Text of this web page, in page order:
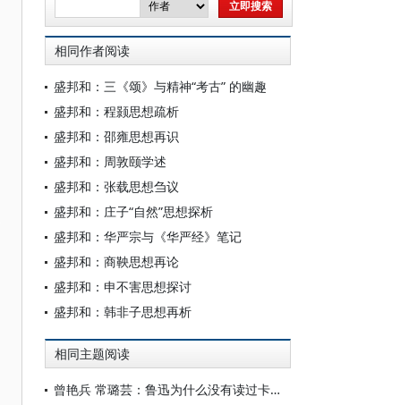
相同作者阅读
盛邦和：三《颂》与精神“考古” 的幽趣
盛邦和：程颢思想疏析
盛邦和：邵雍思想再识
盛邦和：周敦颐学述
盛邦和：张载思想刍议
盛邦和：庄子“自然”思想探析
盛邦和：华严宗与《华严经》笔记
盛邦和：商鞅思想再论
盛邦和：申不害思想探讨
盛邦和：韩非子思想再析
相同主题阅读
曾艳兵 常璐芸：鲁迅为什么没有读过卡夫卡？